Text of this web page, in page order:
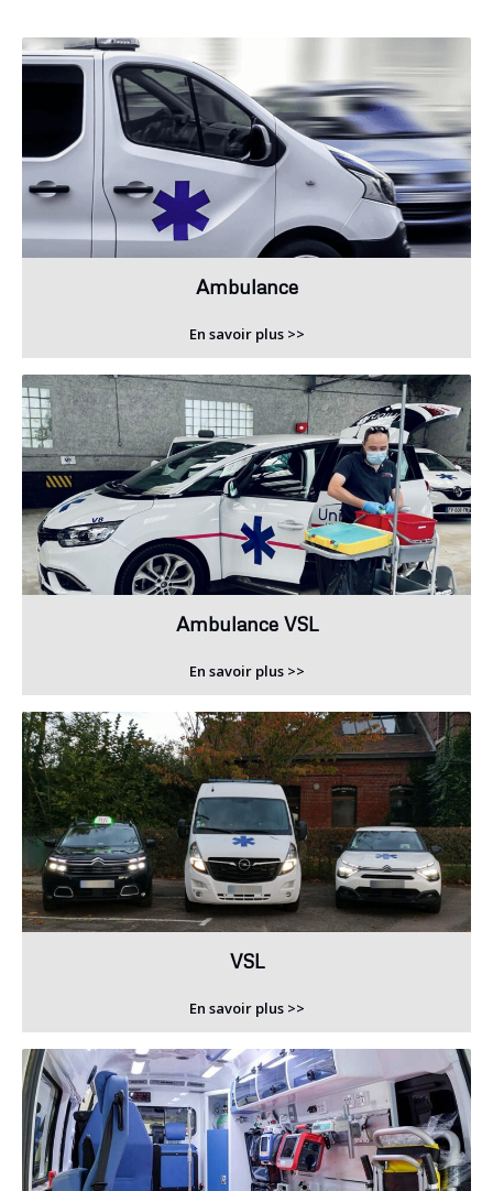
Ambulance
En savoir plus >>
Ambulance VSL
En savoir plus >>
VSL
En savoir plus >>